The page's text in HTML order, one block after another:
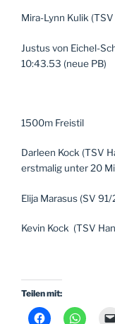
Mira-Lynn Kulik
Justus von Eichel-
10:43.53 (neue PB)
1500m Freistil
Darleen Kock (TSV
erstmalig unter 20
Elija Marasus (SV
Kevin Kock (TSV
Teilen mit: